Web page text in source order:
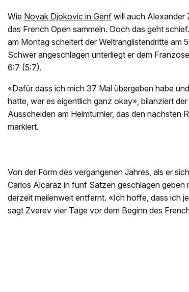
Wie Novak Djokovic in Genf will auch Alexander
das French Open sammeln. Doch das geht
am Montag scheitert der Weltranglistendritte am
Schwer angeschlagen unterliegt er dem
6:7 (5:7).
«Dafür dass ich mich 37 Mal übergeben habe
hatte, war es eigentlich ganz okay», bilanziert
Ausscheiden am Heimturnier, das den nächsten
markiert.
Von der Form des vergangenen Jahres, als er
Carlos Alcaraz in fünf Sätzen geschlagen geben
derzeit meilenweit entfernt. «Ich hoffe, dass ich
sagt Zverev vier Tage vor dem Beginn des